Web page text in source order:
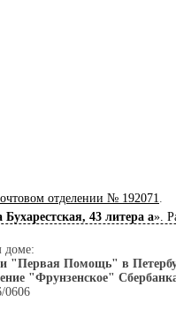
отделении № 192071
Бухарестская, 43 литера a».
доме:
"Первая Помощь" в
"Фрунзенское"
0606